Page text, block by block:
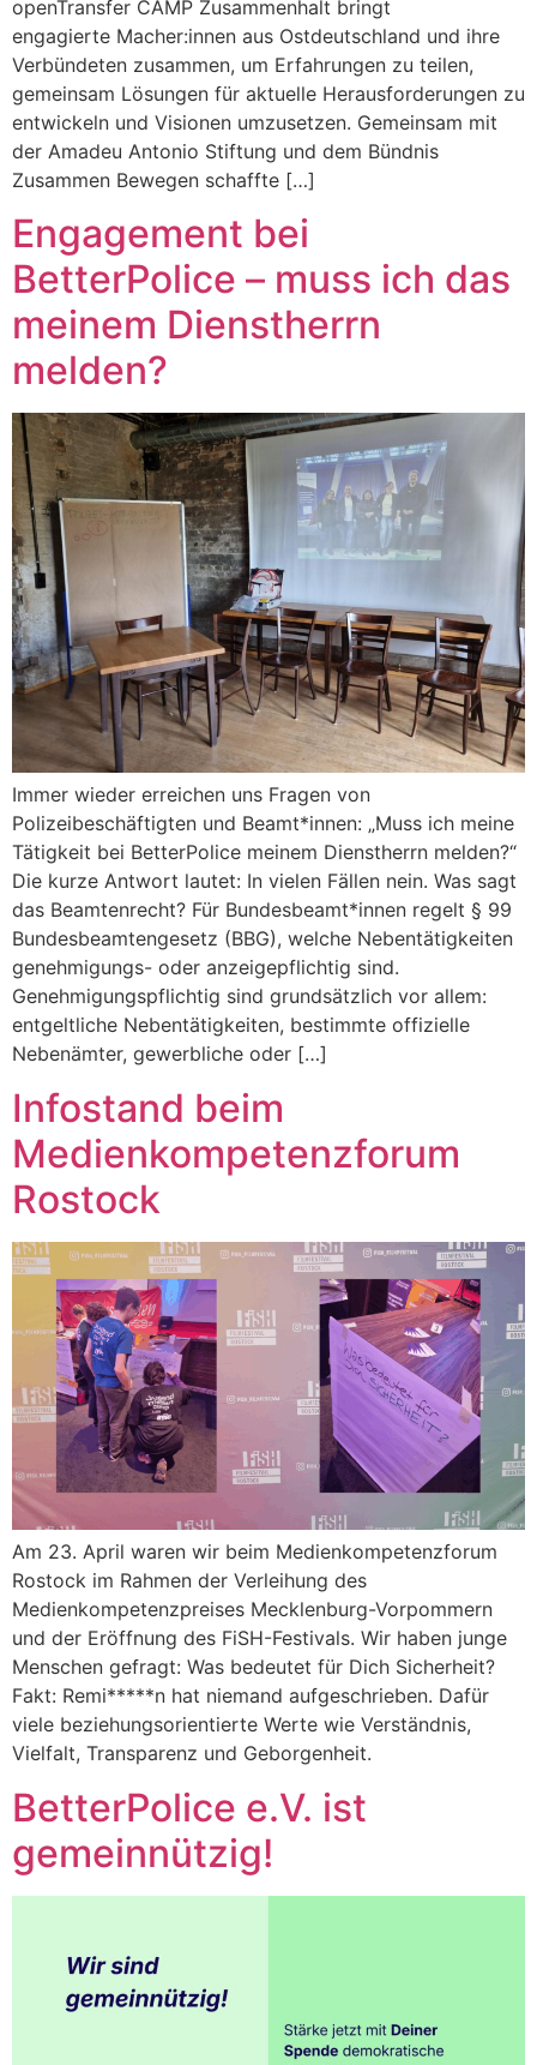
openTransfer CAMP Zusammenhalt bringt
engagierte Macher:innen aus Ostdeutschland und ihre
Verbündeten zusammen, um Erfahrungen zu teilen,
gemeinsam Lösungen für aktuelle Herausforderungen zu
entwickeln und Visionen umzusetzen. Gemeinsam mit
der Amadeu Antonio Stiftung und dem Bündnis
Zusammen Bewegen schaffte […]
Engagement bei
BetterPolice – muss ich das
meinem Dienstherrn
melden?
Immer wieder erreichen uns Fragen von
Polizeibeschäftigten und Beamt*innen: „Muss ich meine
Tätigkeit bei BetterPolice meinem Dienstherrn melden?“
Die kurze Antwort lautet: In vielen Fällen nein. Was sagt
das Beamtenrecht? Für Bundesbeamt*innen regelt § 99
Bundesbeamtengesetz (BBG), welche Nebentätigkeiten
genehmigungs- oder anzeigepflichtig sind.
Genehmigungspflichtig sind grundsätzlich vor allem:
entgeltliche Nebentätigkeiten, bestimmte offizielle
Nebenämter, gewerbliche oder […]
Infostand beim
Medienkompetenzforum
Rostock
Am 23. April waren wir beim Medienkompetenzforum
Rostock im Rahmen der Verleihung des
Medienkompetenzpreises Mecklenburg-Vorpommern
und der Eröffnung des FiSH-Festivals. Wir haben junge
Menschen gefragt: Was bedeutet für Dich Sicherheit?
Fakt: Remi*****n hat niemand aufgeschrieben. Dafür
viele beziehungsorientierte Werte wie Verständnis,
Vielfalt, Transparenz und Geborgenheit.
BetterPolice e.V. ist
gemeinnützig!